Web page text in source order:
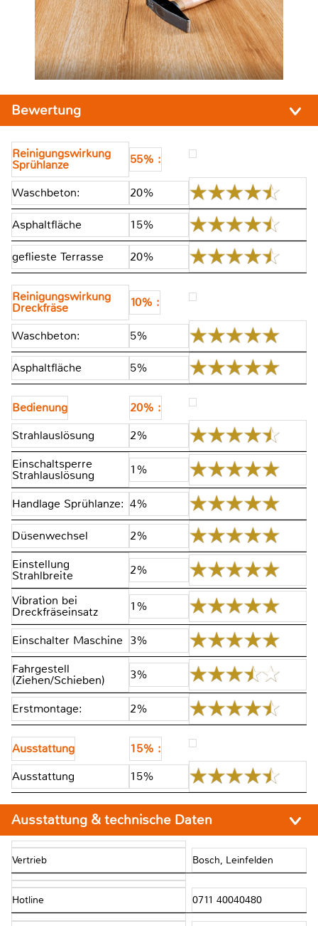
Bewertung
Reinigungswirkung
Sprühlanze 55% :
Waschbeton: 20%
Asphaltfläche 15%
geflieste Terrasse 20%
Reinigungswirkung
Dreckfräse 10% :
Waschbeton: 5%
Asphaltfläche 5%
Bedienung
20% :
Strahlauslösung
2%
Einschaltsperre
Strahlauslösung 1%
Handlage Sprühlanze: 4%
Düsenwechsel
2%
Einstellung
Strahlbreite 2%
Vibration bei
Dreckfräseinsatz 1%
Einschalter Maschine 3%
Fahrgestell
(Ziehen/Schieben) 3%
Erstmontage: 2%
Ausstattung
15% :
Ausstattung
15%
Ausstattung & technische Daten
Vertrieb Bosch, Leinfelden
Hotline 0711 40040480